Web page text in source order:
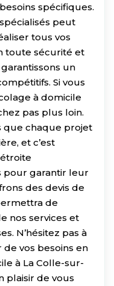
spécifiques.
peut
tous vos
toute sécurité et
un
Si vous
à domicile
pas plus loin.
que chaque projet
et c’est
pour garantir leur
des devis de
de
nos services et
N’hésitez pas à
vos besoins en
à La Colle-sur-
plaisir de vous